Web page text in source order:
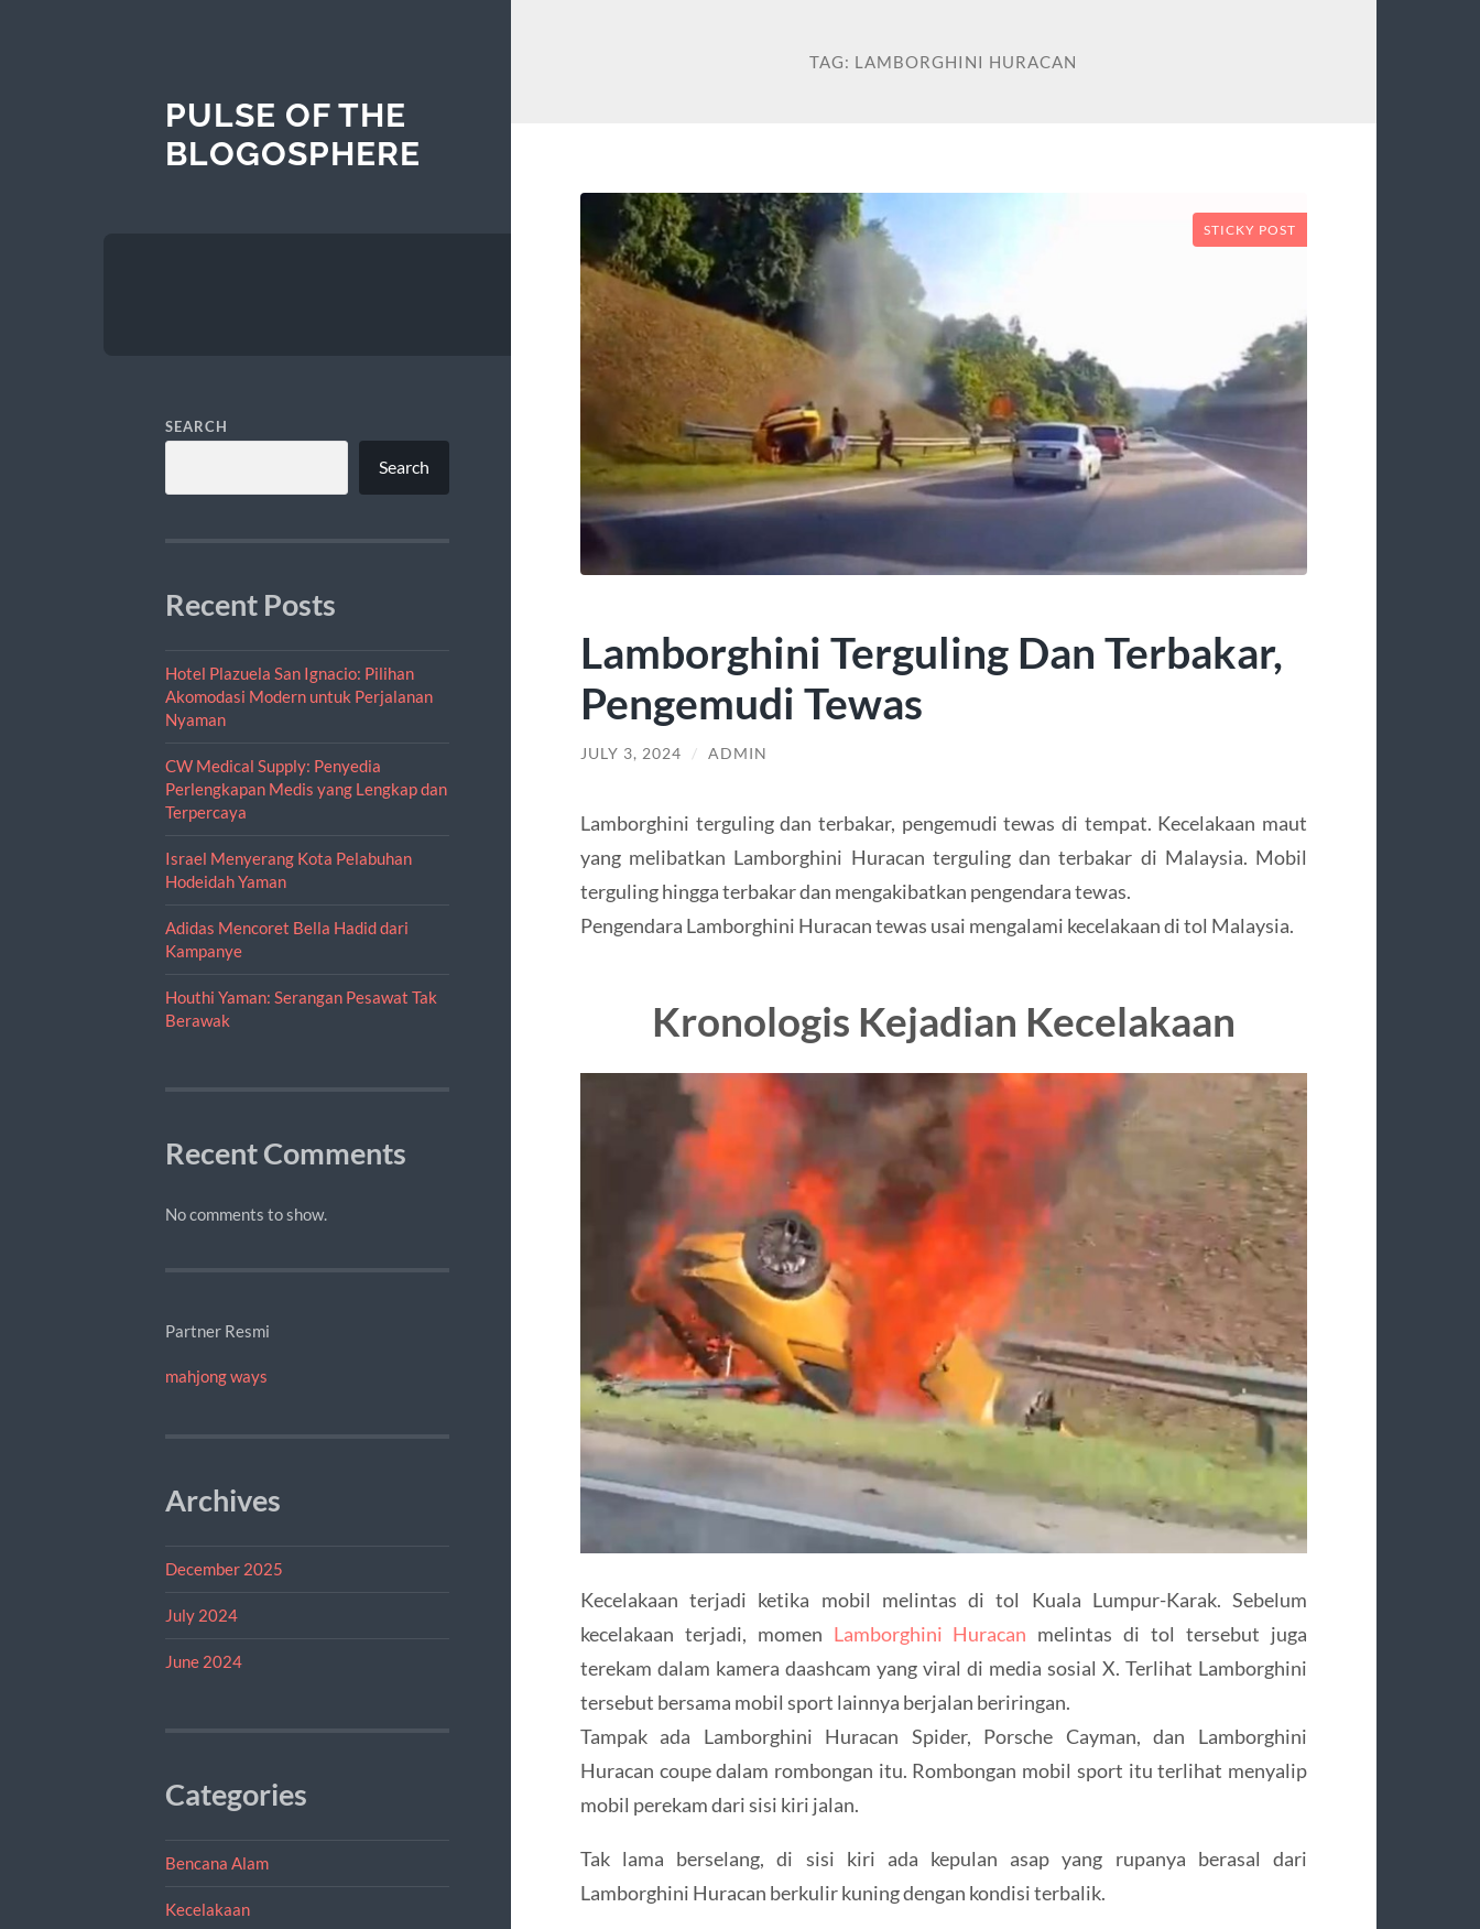
PULSE OF THE
BLOGOSPHERE
SEARCH
Search
Recent Posts
Hotel Plazuela San Ignacio: Pilihan
Akomodasi Modern untuk Perjalanan
Nyaman
CW Medical Supply: Penyedia
Perlengkapan Medis yang Lengkap dan
Terpercaya
Israel Menyerang Kota Pelabuhan
Hodeidah Yaman
Adidas Mencoret Bella Hadid dari
Kampanye
Houthi Yaman: Serangan Pesawat Tak
Berawak
Recent Comments
No comments to show.
Partner Resmi
mahjong ways
Archives
December 2025
July 2024
June 2024
Categories
Bencana Alam
Kecelakaan
TAG: LAMBORGHINI HURACAN
STICKY POST
Lamborghini Terguling Dan Terbakar,
Pengemudi Tewas
JULY 3, 2024 / ADMIN
Lamborghini terguling dan terbakar, pengemudi tewas di tempat. Kecelakaan maut
yang melibatkan Lamborghini Huracan terguling dan terbakar di Malaysia. Mobil
terguling hingga terbakar dan mengakibatkan pengendara tewas.
Pengendara Lamborghini Huracan tewas usai mengalami kecelakaan di tol Malaysia.
Kronologis Kejadian Kecelakaan
Kecelakaan terjadi ketika mobil melintas di tol Kuala Lumpur-Karak. Sebelum
kecelakaan terjadi, momen Lamborghini Huracan melintas di tol tersebut juga
terekam dalam kamera daashcam yang viral di media sosial X. Terlihat Lamborghini
tersebut bersama mobil sport lainnya berjalan beriringan.
Tampak ada Lamborghini Huracan Spider, Porsche Cayman, dan Lamborghini
Huracan coupe dalam rombongan itu. Rombongan mobil sport itu terlihat menyalip
mobil perekam dari sisi kiri jalan.
Tak lama berselang, di sisi kiri ada kepulan asap yang rupanya berasal dari
Lamborghini Huracan berkulir kuning dengan kondisi terbalik.